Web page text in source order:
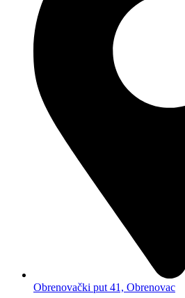
Obrenovački put 41, Obrenovac